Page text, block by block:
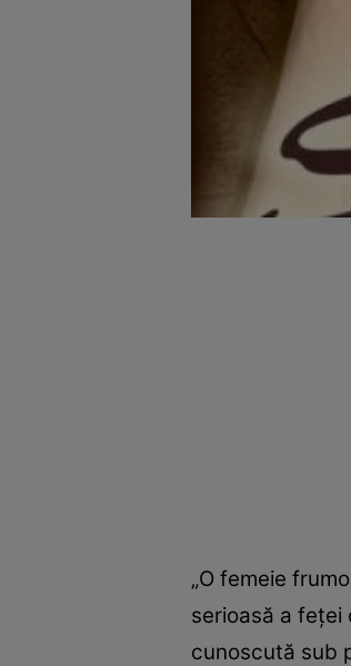
„O femeie
serioasă a feţei
cunoscută sub